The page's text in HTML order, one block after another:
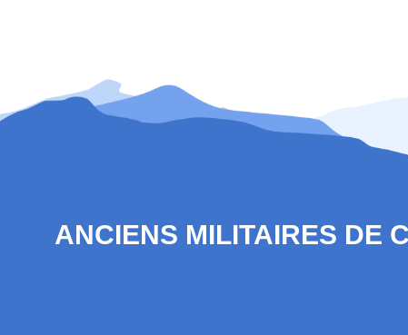
ANCIENS MILITAIRES DE